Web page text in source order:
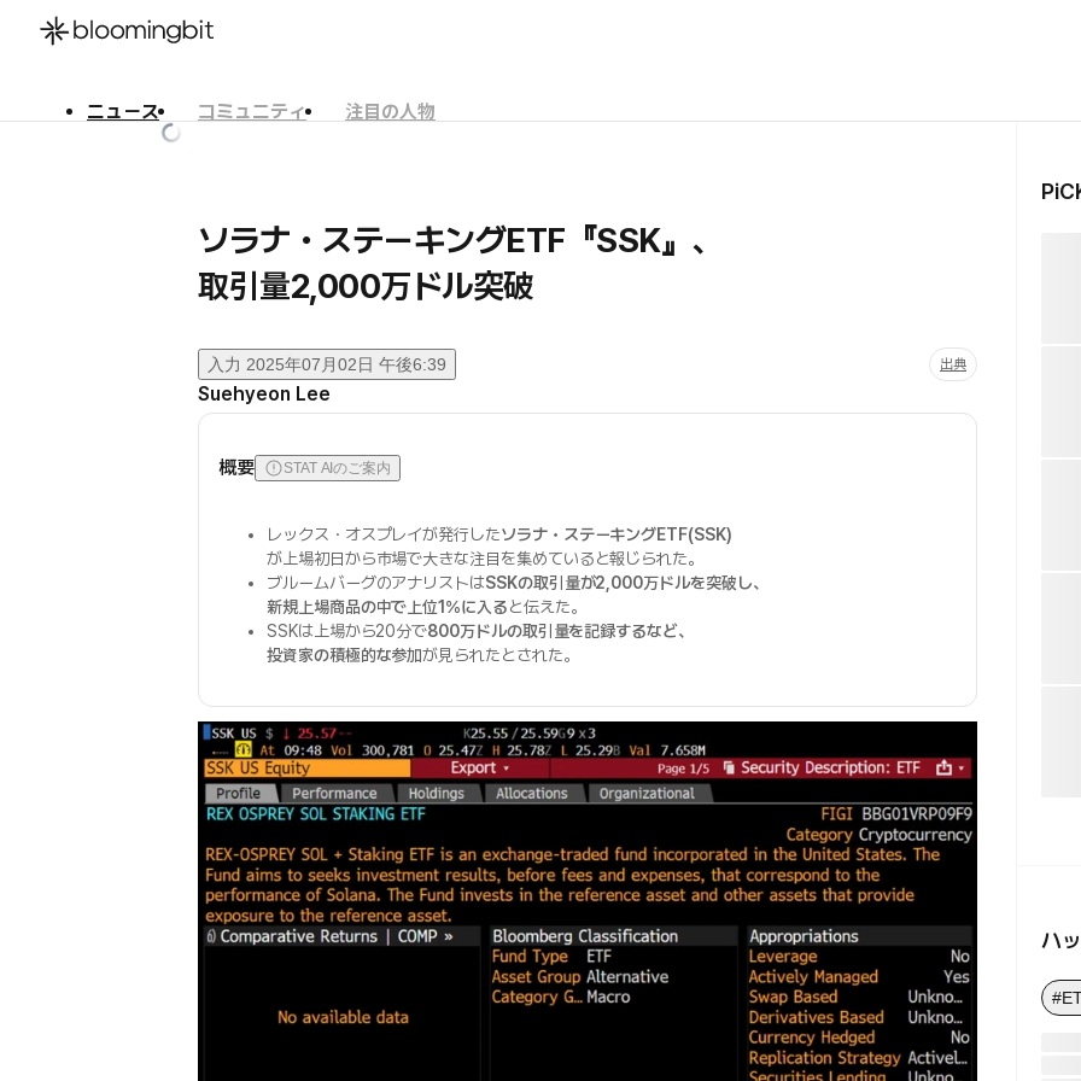
ニュース コミュニティ
注目の人物
ソラナ・ステーキングETF『SSK』、
取引量2,000万ドル突破
入力 2025年07月02日 午後6:39 出典
Suehyeon Lee
概要 STAT AIのご案内
レックス・オスプレイが発行したソラナ・ステーキングETF(SSK)
が上場初日から市場で大きな注目を集めていると報じられた。
ブルームバーグのアナリストはSSKの取引量が2,000万ドルを突破し、
新規上場商品の中で上位1％に入ると伝えた。
SSKは上場から20分で800万ドルの取引量を記録するなど、
投資家の積極的な参加が見られたとされた。
ハ